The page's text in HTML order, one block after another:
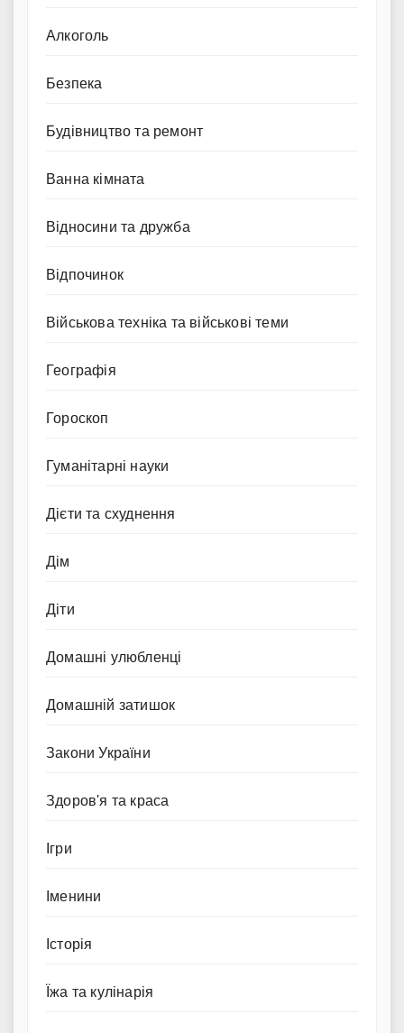
Алкоголь
Безпека
Будівництво та ремонт
Ванна кімната
Відносини та дружба
Відпочинок
Військова техніка та військові теми
Географія
Гороскоп
Гуманітарні науки
Дієти та схуднення
Дім
Діти
Домашні улюбленці
Домашній затишок
Закони України
Здоров'я та краса
Ігри
Іменини
Історія
Їжа та кулінарія